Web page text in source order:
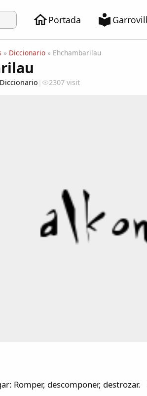
Portada
» Diccionario » Ehchambarilau
Diccionario | 2307 visit
Romper, descomponer,